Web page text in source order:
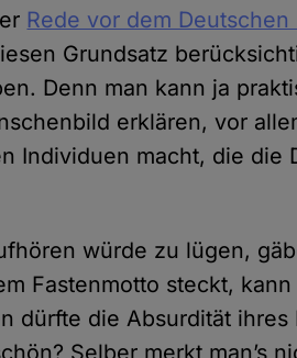
Rede vor dem Deutschen
Grundsatz
Denn man kann ja
erklären, vor
Individuen macht, die die
würde zu lügen,
Fastenmotto steckt,
dürfte die Absurdität ihres